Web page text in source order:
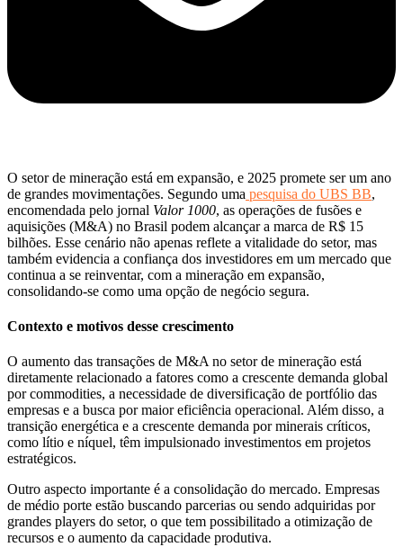
O setor de mineração está em expansão, e 2025 promete ser um ano
de grandes movimentações. Segundo uma pesquisa do UBS BB,
encomendada pelo jornal Valor 1000, as operações de fusões e
aquisições (M&A) no Brasil podem alcançar a marca de R$ 15
bilhões. Esse cenário não apenas reflete a vitalidade do setor, mas
também evidencia a confiança dos investidores em um mercado que
continua a se reinventar, com a mineração em expansão,
consolidando-se como uma opção de negócio segura.
Contexto e motivos desse crescimento
O aumento das transações de M&A no setor de mineração está
diretamente relacionado a fatores como a crescente demanda global
por commodities, a necessidade de diversificação de portfólio das
empresas e a busca por maior eficiência operacional. Além disso, a
transição energética e a crescente demanda por minerais críticos,
como lítio e níquel, têm impulsionado investimentos em projetos
estratégicos.
Outro aspecto importante é a consolidação do mercado. Empresas
de médio porte estão buscando parcerias ou sendo adquiridas por
grandes players do setor, o que tem possibilitado a otimização de
recursos e o aumento da capacidade produtiva.